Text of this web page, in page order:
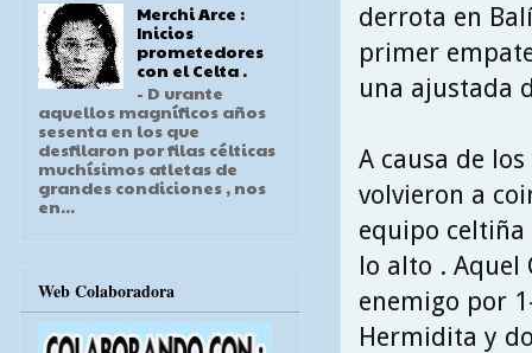
derrota en
primer
una ajustada
A causa de
volvieron a
equipo
lo alto .
enemigo por
Hermidita y
Merchi Arce :
Inicios
prometedores
con el Celta .
- D urante
aquellos magníficos años
sesenta en los que
desfilaron por filas célticas
muchísimos atletas de
grandes condiciones , nos
en...
Web Colaboradora